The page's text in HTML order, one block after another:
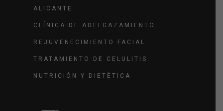
ALICANTE
CLÍNICA DE ADELGAZAMIENTO
REJUVENECIMIENTO FACIAL
TRATAMIENTO DE CELULITIS
NUTRICIÓN Y DIETÉTICA